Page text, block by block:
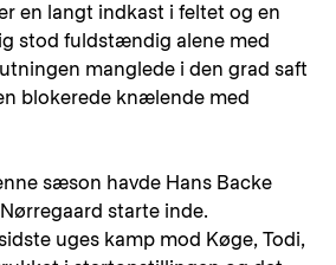
en langt indkast i feltet og en
stod fuldstændig alene med
manglede i den grad saft
blokerede knælende med
sæson havde Hans Backe
starte inde.
uges kamp mod Køge, Todi,